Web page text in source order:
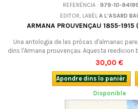
REFERÉNCIA : 979-10-
EDITOR, LABÈLA L'ASARD
ARMANA PROUVENÇAU 1855-1915
Una antologia de las pròsas d'almanac
dins l'Armana prouvençau. Aquesta
de saborar las contribucions d'un vintenat
a Josèp Romanilha. De plaser en
(provençal, grafia
30,00 €
Apondre dins lo panièr.
Disponible